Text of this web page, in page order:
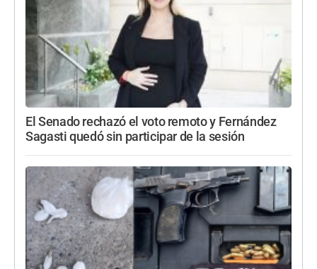
El Senado rechazó el voto remoto y Fernández
Sagasti quedó sin participar de la sesión